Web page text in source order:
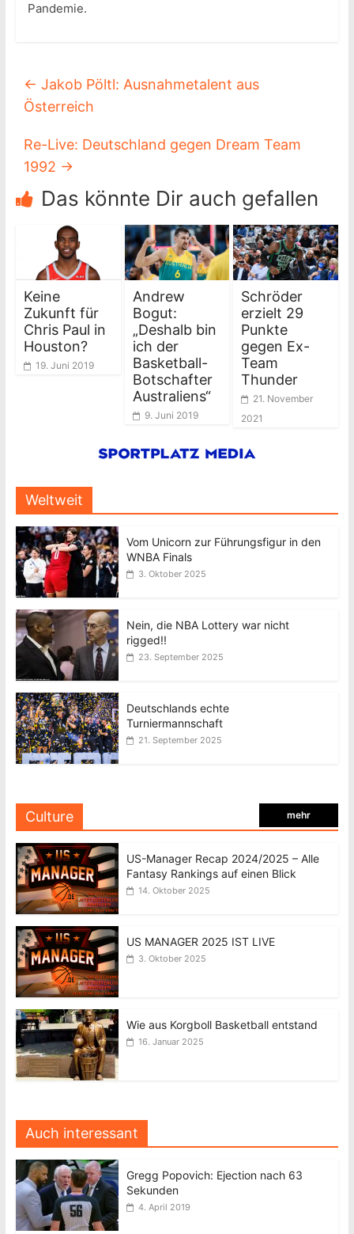
Pandemie.
← Jakob Pöltl: Ausnahmetalent aus
Österreich
Re-Live: Deutschland gegen Dream Team
1992 →
Das könnte Dir auch gefallen
Keine
Zukunft für
Chris Paul in
Houston?
19. Juni 2019
Andrew
Bogut:
„Deshalb bin
ich der
Basketball-
Botschafter
Australiens“
9. Juni 2019
Schröder
erzielt 29
Punkte
gegen Ex-
Team
Thunder
21. November
2021
Weltweit
Vom Unicorn zur Führungsfigur in den
WNBA Finals
3. Oktober 2025
Nein, die NBA Lottery war nicht
rigged!!
23. September 2025
Deutschlands echte
Turniermannschaft
21. September 2025
Culture mehr
US-Manager Recap 2024/2025 – Alle
Fantasy Rankings auf einen Blick
14. Oktober 2025
US MANAGER 2025 IST LIVE
3. Oktober 2025
Wie aus Korgboll Basketball entstand
16. Januar 2025
Auch interessant
Gregg Popovich: Ejection nach 63
Sekunden
4. April 2019